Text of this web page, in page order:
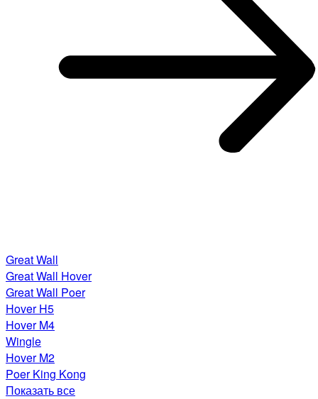
Great Wall
Great Wall Hover
Great Wall Poer
Hover H5
Hover M4
Wingle
Hover M2
Poer King Kong
Показать все